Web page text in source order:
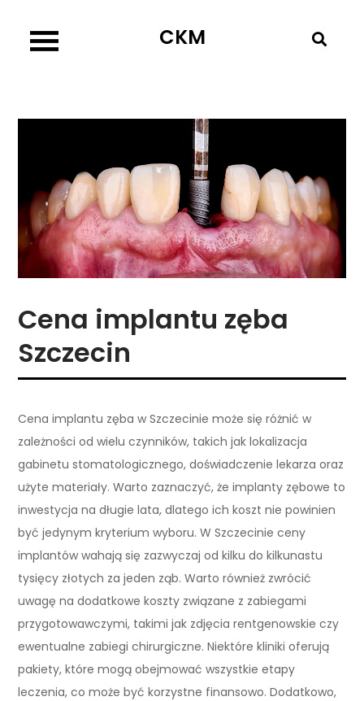
content
CKM
Cena implantu zęba
Szczecin
Cena implantu zęba w Szczecinie może się różnić w
zależności od wielu czynników, takich jak lokalizacja
gabinetu stomatologicznego, doświadczenie lekarza oraz
użyte materiały. Warto zaznaczyć, że implanty zębowe to
inwestycja na długie lata, dlatego ich koszt nie powinien
być jedynym kryterium wyboru. W Szczecinie ceny
implantów wahają się zazwyczaj od kilku do kilkunastu
tysięcy złotych za jeden ząb. Warto również zwrócić
uwagę na dodatkowe koszty związane z zabiegami
przygotowawczymi, takimi jak zdjęcia rentgenowskie czy
ewentualne zabiegi chirurgiczne. Niektóre kliniki oferują
pakiety, które mogą obejmować wszystkie etapy
leczenia, co może być korzystne finansowo. Dodatkowo,